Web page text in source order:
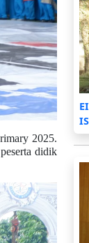
2025.
didik